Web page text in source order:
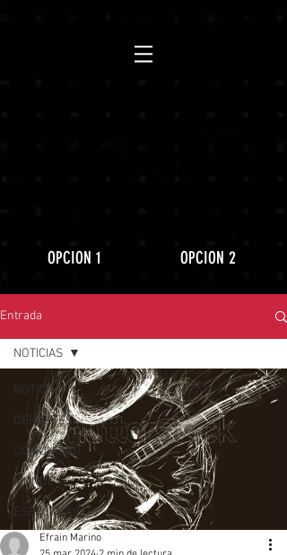
OPCION 1 OPCION 2
Entrada
NOTICIAS
DEPORTES
COMUNIDAD
MUNDO
ESPECTÀCULO
NOTICIAS
Efrain Marino